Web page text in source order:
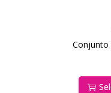
Conjunto